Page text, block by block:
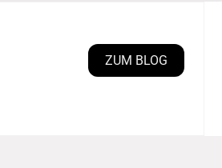
ZUM BLOG